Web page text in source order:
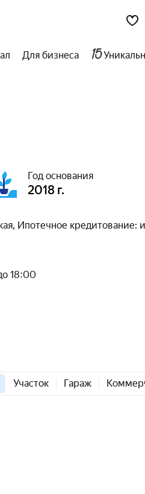
Для бизнеса
Год основания
2018 г.
Ипотечное кредитование:
18:00
Участок Гараж